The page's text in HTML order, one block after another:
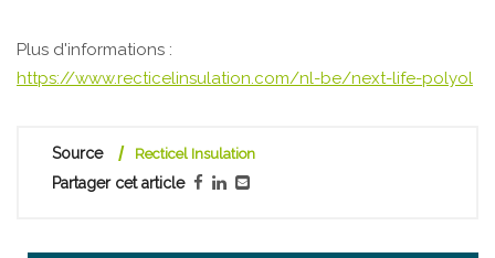
Plus d'informations :
https://www.recticelinsulation.com/nl-be/next-life-polyol
Source Recticel Insulation
Partager cet article